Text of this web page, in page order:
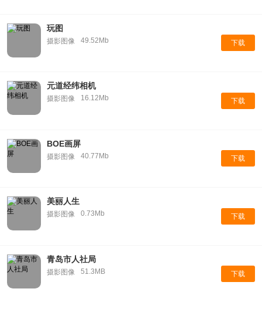
玩图
摄影图像 49.52Mb 下载
元道经纬相机
摄影图像 16.12Mb 下载
BOE画屏
摄影图像 40.77Mb 下载
美丽人生
摄影图像 0.73Mb 下载
青岛市人社局
摄影图像 51.3MB 下载